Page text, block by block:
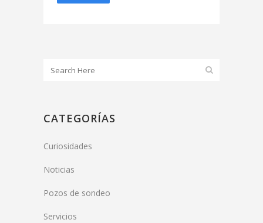
CATEGORÍAS
Curiosidades
Noticias
Pozos de sondeo
Servicios